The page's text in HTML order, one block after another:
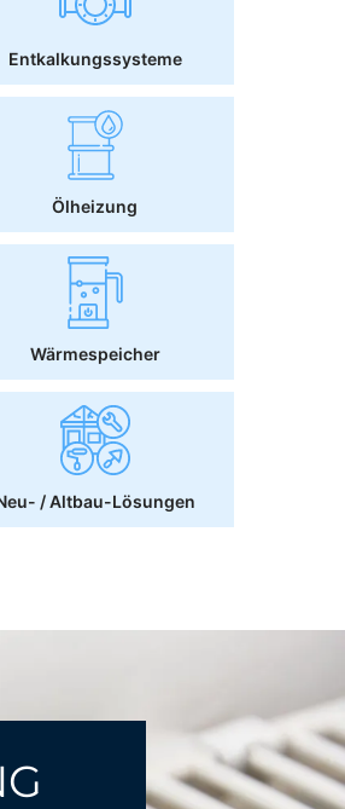
Entkalkungssysteme
Ölheizung
Wärmespeicher
/ Altbau-Lösungen